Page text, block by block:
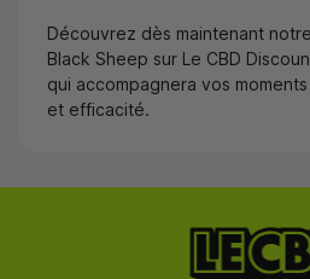
Découvrez dès maintenant
Black Sheep sur Le CBD
qui accompagnera vos
et efficacité.